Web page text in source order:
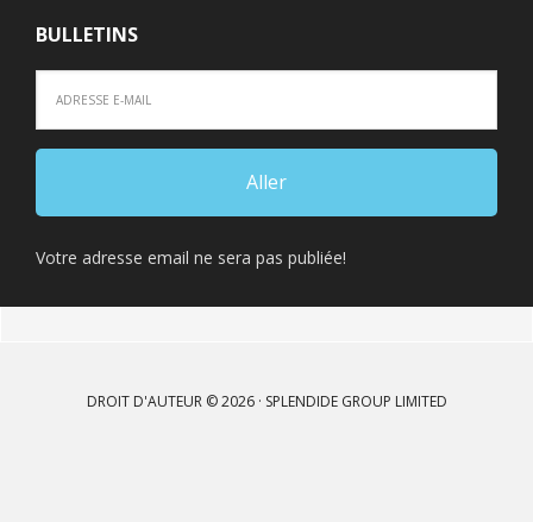
BULLETINS
Votre adresse email ne sera pas publiée!
DROIT D'AUTEUR © 2026 · SPLENDIDE GROUP LIMITED